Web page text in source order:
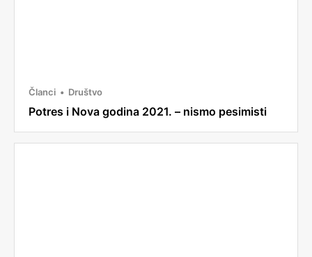
Članci Društvo
Potres i Nova godina 2021. – nismo pesimisti